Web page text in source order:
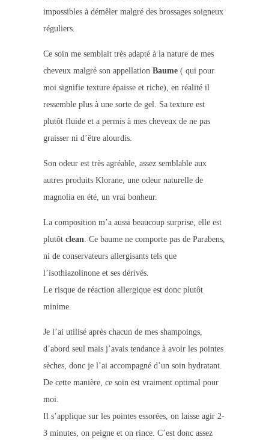
impossibles à démêler malgré des brossages soigneux
réguliers.
Ce soin me semblait très adapté à la nature de mes
cheveux malgré son appellation Baume( qui pour
moi signifie texture épaisse et riche), en réalité il
ressemble plus à une sorte de gel. Sa texture est
plutôt fluide et a permis à mes cheveux de ne pas
graisser ni d’être alourdis.
Son odeur est très agréable, assez semblable aux
autres produits Klorane, une odeur naturelle de
magnolia en été, un vrai bonheur.
La composition m’a aussi beaucoup surprise, elle est
plutôt clean . Ce baume ne comporte pas de Parabens,
ni de conservateurs allergisants tels que
l’isothiazolinone et ses dérivés.
Le risque de réaction allergique est donc plutôt
minime.
Je l’ai utilisé après chacun de mes shampoings,
d’abord seul mais j’avais tendance à avoir les pointes
sèches, donc je l’ai accompagné d’un soin hydratant.
De cette manière, ce soin est vraiment optimal pour
moi.
Il s’applique sur les pointes essorées, on laisse agir 2-
3 minutes, on peigne et on rince. C’est donc assez